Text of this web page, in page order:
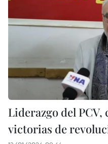
Liderazgo del PCV,
victorias de